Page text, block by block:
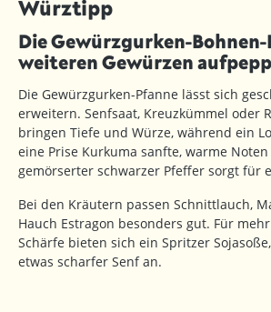
Würztipp
Die Gewürzgurken-
weiteren Gewürzen
Die Gewürzgurken-Pfanne lässt sich
erweitern. Senfsaat, Kreuzkümmel oder
bringen Tiefe und Würze, während ein
eine Prise Kurkuma sanfte, warme
gemörserter schwarzer Pfeffer sorgt für
Bei den Kräutern passen Schnittlauch,
Hauch Estragon besonders gut. Für
Schärfe bieten sich ein Spritzer
etwas scharfer Senf an.